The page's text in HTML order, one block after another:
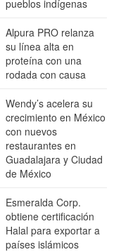
pueblos indígenas
Alpura PRO relanza
su línea alta en
proteína con una
rodada con causa
Wendy’s acelera su
crecimiento en México
con nuevos
restaurantes en
Guadalajara y Ciudad
de México
Esmeralda Corp.
obtiene certificación
Halal para exportar a
países islámicos